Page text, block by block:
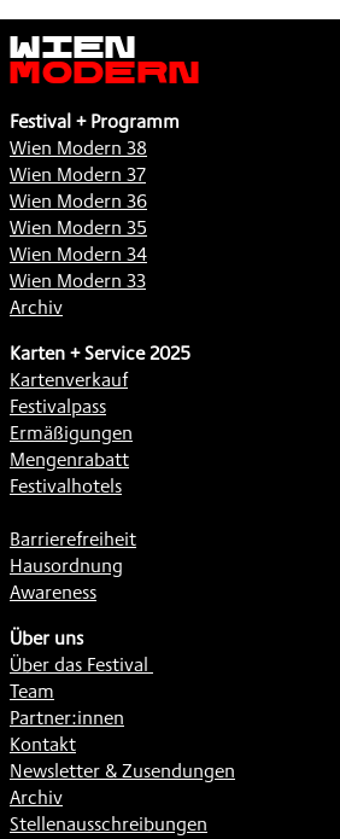
Wien
Modern
Festival + Programm
Wien Modern 38
Wien Modern 37
Wien Modern 36
Wien Modern 35
Wien Modern 34
Wien Modern 33
Archiv
Karten + Service 2025
Kartenverkauf
Festivalpass
Ermäßigungen
Mengenrabatt
Festivalhotels
Barrierefreiheit
Hausordnung
Awareness
Über uns
Über das Festival
Team
Partner:innen
Kontakt
Newsletter & Zusendungen
Archiv
Stellenausschreibungen